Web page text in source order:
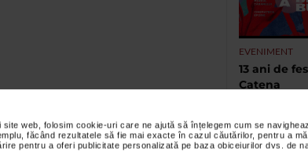
web, folosim cookie-uri care ne ajută să înțelegem cum se
făcând rezultatele să fie mai exacte în cazul căutărilor, pentru a
pentru a oferi publicitate personalizată pe baza obiceiurilor dvs. de
EVENIMENT
13 ani de
Catena